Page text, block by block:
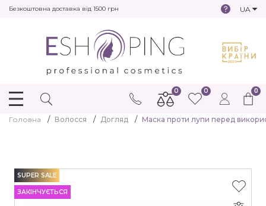
Безкоштовна доставка від 1500 грн UA
0
0 0
Головна Волосся Догляд Маска проти лупи перед
SUPER SALE
ЗАКІНЧУЄТЬСЯ